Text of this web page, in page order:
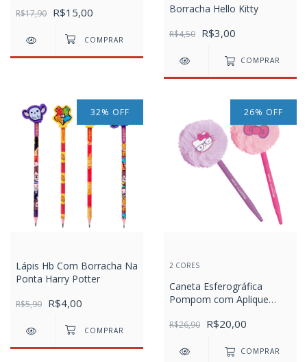
R$17,90 R$15,00 Borracha Hello Kitty
R$4,50 R$3,00
COMPRAR
32% OFF
Lápis Hb Com Borracha Na
Ponta Harry Potter
R$5,90 R$4,00
26% OFF
2 CORES
Caneta Esferográfica
Pompom com Aplique
R$26,90 R$20,00
COMPRAR